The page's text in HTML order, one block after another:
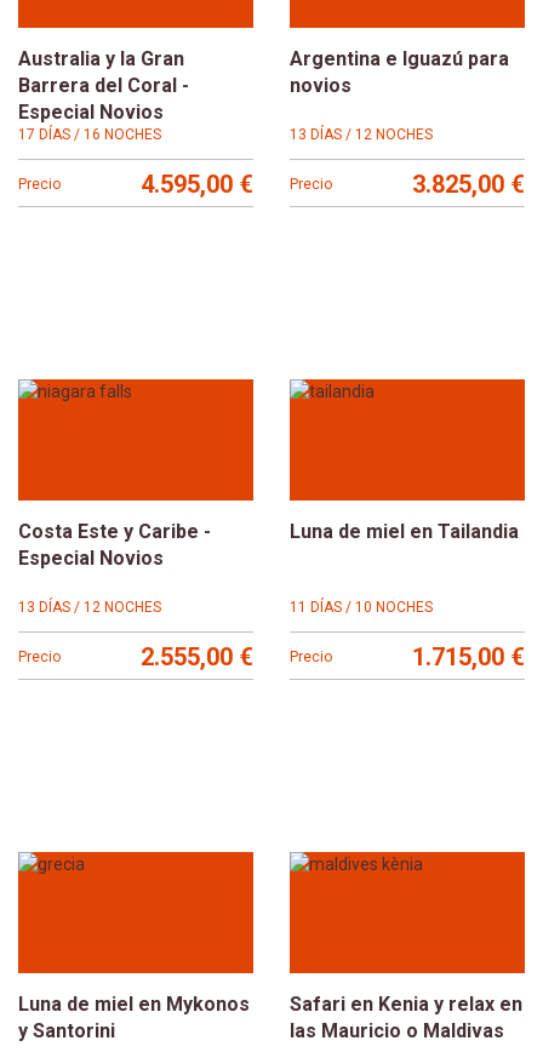
Australia y la Gran
Barrera del Coral -
Especial Novios
17 DÍAS / 16 NOCHES
Precio 4.595,00 €
Argentina e Iguazú para
novios
13 DÍAS / 12 NOCHES
Precio 3.825,00 €
Costa Este y Caribe -
Especial Novios
13 DÍAS / 12 NOCHES
Precio 2.555,00 €
Luna de miel en Tailandia
11 DÍAS / 10 NOCHES
Precio 1.715,00 €
Luna de miel en Mykonos
y Santorini
Safari en Kenia y relax en
las Mauricio o Maldivas